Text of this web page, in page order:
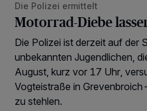
Die Polizei ermittelt
Motorrad-Diebe
Die Polizei ist derzeit auf der
unbekannten Jugendlichen,
August, kurz vor 17 Uhr,
Vogteistraße in
zu stehlen.